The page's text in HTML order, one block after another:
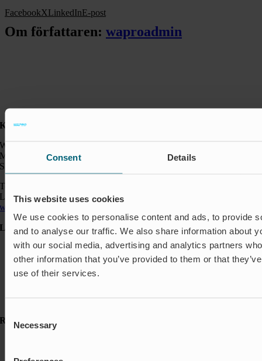
Consent Details
This website uses cookies
We use cookies to personalise content and ads, to provide
and to analyse our traffic. We also share information about
with our social media, advertising and analytics partners
other information that you’ve provided to them or that
use of their services.
Selection
Necessary
FacebookXLinkedInE-post
Om författaren: waproadmin
Kontakt:
Wapro AB
Munkahusvägen 103
SE-37431 Karlshamn
Telefon: +46 454 185 10
Logistik: +46 72 559 94 27
wapro@wapro.com
Lösningar
Avstängning & Styrning
Akvakultur
Bostäder
Flödesreglering
Resurser